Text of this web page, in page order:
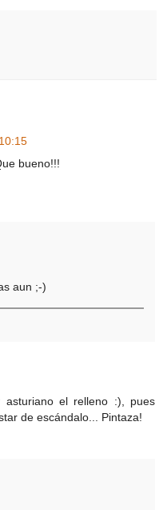
bueno!!!
aun ;-)
asturiano el relleno :), pues
de escándalo... Pintaza!